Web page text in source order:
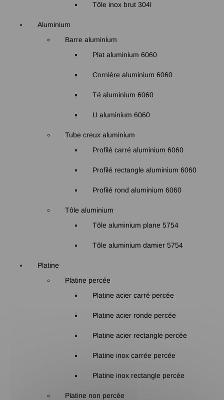
Tôle inox brut 304l
Aluminium
Barre aluminium
Plat aluminium 6060
Cornière aluminium 6060
Té aluminium 6060
U aluminium 6060
Tube creux aluminium
Profilé carré aluminium 6060
Profilé rectangle aluminium 6060
Profilé rond aluminium 6060
Tôle aluminium
Tôle aluminium plane 5754
Tôle aluminium damier 5754
Platine
Platine percée
Platine acier carré percée
Platine acier ronde percée
Platine acier rectangle percée
Platine inox carrée percée
Platine inox rectangle percée
Platine non percée